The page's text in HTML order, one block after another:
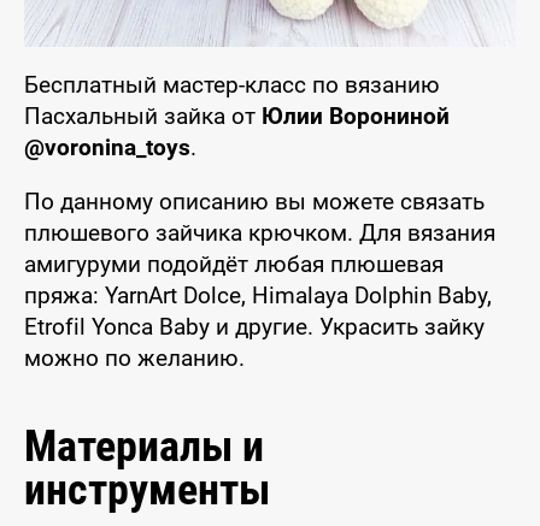
Бесплатный мастер-класс по вязанию
Пасхальный зайка от Юлии Ворониной
@voronina_toys.
По данному описанию вы можете связать
плюшевого зайчика крючком. Для вязания
амигуруми подойдёт любая плюшевая
пряжа: YarnArt Dolce, Himalaya Dolphin Baby,
Etrofil Yonca Baby и другие. Украсить зайку
можно по желанию.
Материалы и
инструменты